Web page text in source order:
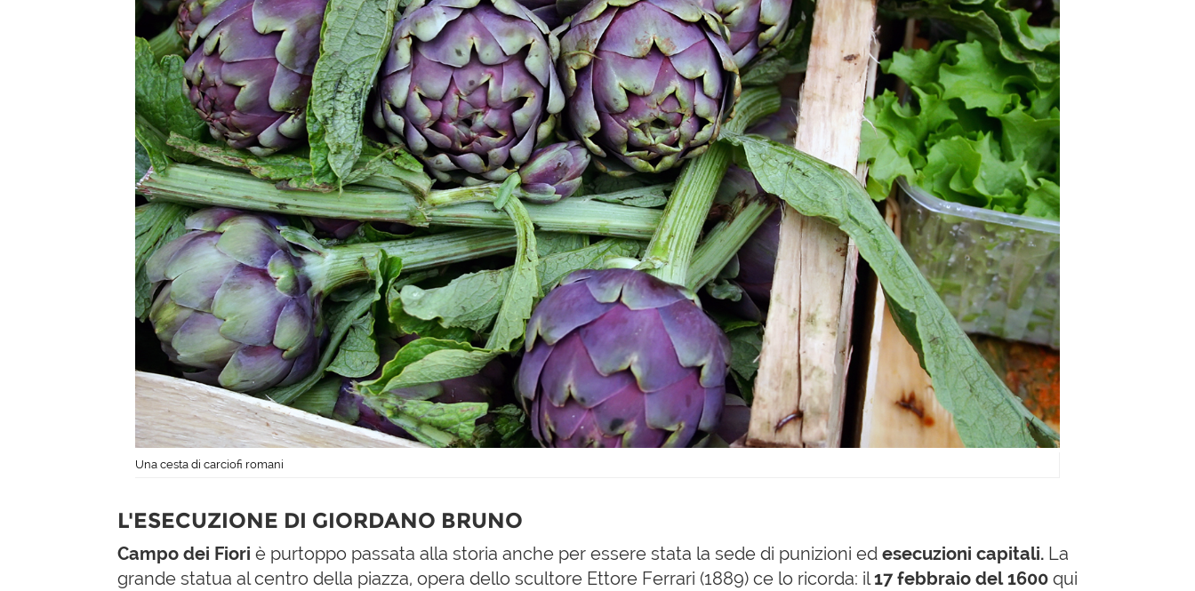
Una cesta di carciofi romani
L'ESECUZIONE DI GIORDANO BRUNO
Campo dei Fiori è purtoppo passata alla storia anche per essere stata la sede di punizioni ed esecuzioni capitali. La
grande statua al centro della piazza, opera dello scultore Ettore Ferrari (1889) ce lo ricorda: il17 febbraio del 1600 qui